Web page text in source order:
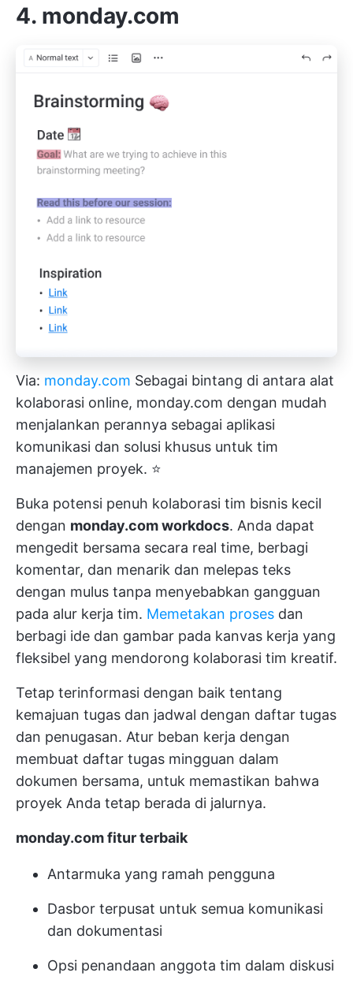
4. monday.com
Via: monday.com Sebagai bintang di antara alat
kolaborasi online, monday.com dengan mudah
menjalankan perannya sebagai aplikasi
komunikasi dan solusi khusus untuk tim
manajemen proyek. ⭐
Buka potensi penuh kolaborasi tim bisnis kecil
dengan monday.com workdocs. Anda dapat
mengedit bersama secara real time, berbagi
komentar, dan menarik dan melepas teks
dengan mulus tanpa menyebabkan gangguan
pada alur kerja tim. Memetakan proses dan
berbagi ide dan gambar pada kanvas kerja yang
fleksibel yang mendorong kolaborasi tim kreatif.
Tetap terinformasi dengan baik tentang
kemajuan tugas dan jadwal dengan daftar tugas
dan penugasan. Atur beban kerja dengan
membuat daftar tugas mingguan dalam
dokumen bersama, untuk memastikan bahwa
proyek Anda tetap berada di jalurnya.
monday.com fitur terbaik
Antarmuka yang ramah pengguna
Dasbor terpusat untuk semua komunikasi
dan dokumentasi
Opsi penandaan anggota tim dalam diskusi